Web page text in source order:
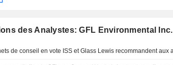
des Analystes: GFL Environmental Inc.